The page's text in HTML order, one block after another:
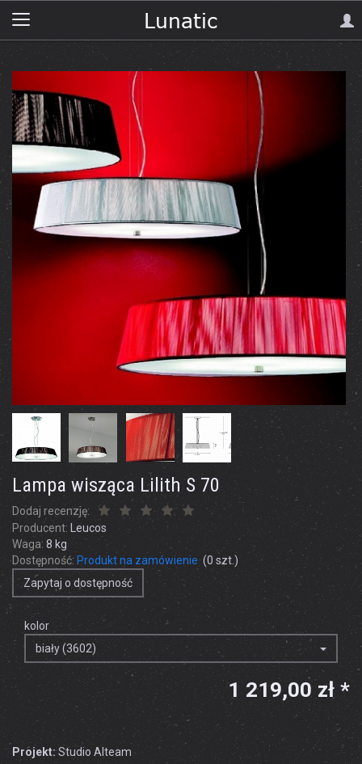
Lampa wisząca Lilith S 70
Dodaj recenzję:
Producent: Leucos
Waga: 8 kg
Dostępność: Produkt na zamówienie (0 szt.)
Zapytaj o dostępność
kolor
biały (3602)
1 219,00 zł *
Projekt:Studio Alteam